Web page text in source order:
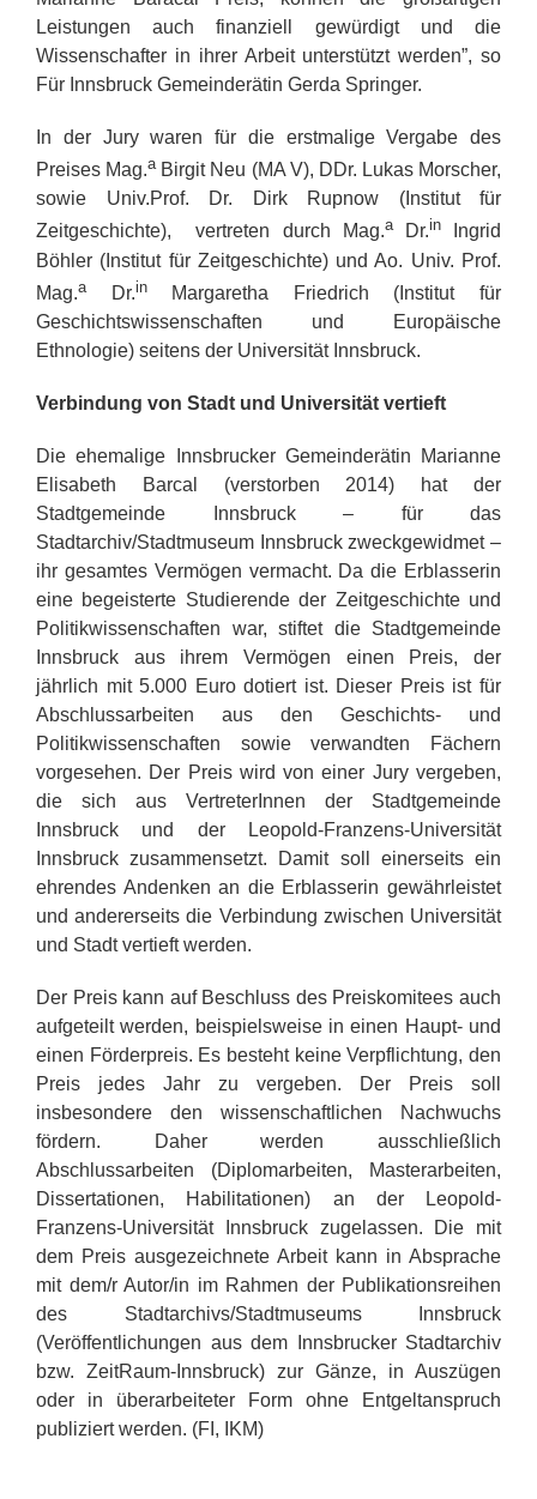
Leistungen auch finanziell gewürdigt und die
Wissenschafter in ihrer Arbeit unterstützt werden”, so
Für Innsbruck Gemeinderätin Gerda Springer.
In der Jury waren für die erstmalige Vergabe des
Preises Mag.aBirgit Neu (MA V), DDr. Lukas Morscher,
sowie Univ.Prof. Dr. Dirk Rupnow (Institut für
Zeitgeschichte), vertreten durch Mag.aDr.inIngrid
Böhler (Institut für Zeitgeschichte) und Ao. Univ. Prof.
Mag.aDr.inMargaretha Friedrich (Institut für
Geschichtswissenschaften und Europäische
Ethnologie) seitens der Universität Innsbruck.
Verbindung von Stadt und Universität vertieft
Die ehemalige Innsbrucker Gemeinderätin Marianne
Elisabeth Barcal (verstorben 2014) hat der
Stadtgemeinde Innsbruck – für das
Stadtarchiv/Stadtmuseum Innsbruck zweckgewidmet –
ihr gesamtes Vermögen vermacht. Da die Erblasserin
eine begeisterte Studierende der Zeitgeschichte und
Politikwissenschaften war, stiftet die Stadtgemeinde
Innsbruck aus ihrem Vermögen einen Preis, der
jährlich mit 5.000 Euro dotiert ist. Dieser Preis ist für
Abschlussarbeiten aus den Geschichts- und
Politikwissenschaften sowie verwandten Fächern
vorgesehen. Der Preis wird von einer Jury vergeben,
die sich aus VertreterInnen der Stadtgemeinde
Innsbruck und der Leopold-Franzens-Universität
Innsbruck zusammensetzt. Damit soll einerseits ein
ehrendes Andenken an die Erblasserin gewährleistet
und andererseits die Verbindung zwischen Universität
und Stadt vertieft werden.
Der Preis kann auf Beschluss des Preiskomitees auch
aufgeteilt werden, beispielsweise in einen Haupt- und
einen Förderpreis. Es besteht keine Verpflichtung, den
Preis jedes Jahr zu vergeben. Der Preis soll
insbesondere den wissenschaftlichen Nachwuchs
fördern. Daher werden ausschließlich
Abschlussarbeiten (Diplomarbeiten, Masterarbeiten,
Dissertationen, Habilitationen) an der Leopold-
Franzens-Universität Innsbruck zugelassen. Die mit
dem Preis ausgezeichnete Arbeit kann in Absprache
mit dem/r Autor/in im Rahmen der Publikationsreihen
des Stadtarchivs/Stadtmuseums Innsbruck
(Veröffentlichungen aus dem Innsbrucker Stadtarchiv
bzw. ZeitRaum-Innsbruck) zur Gänze, in Auszügen
oder in überarbeiteter Form ohne Entgeltanspruch
publiziert werden. (FI, IKM)